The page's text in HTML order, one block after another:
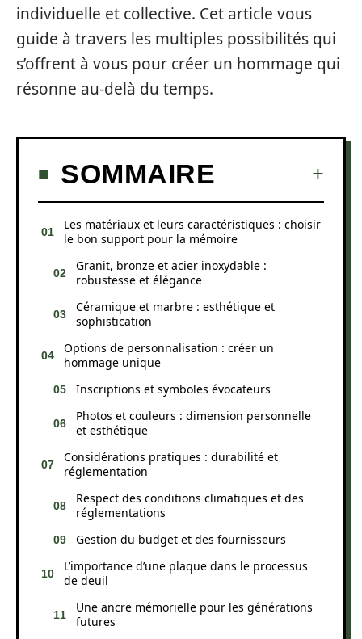
individuelle et collective. Cet article vous
guide à travers les multiples possibilités qui
s’offrent à vous pour créer un hommage qui
résonne au-delà du temps.
SOMMAIRE
Les matériaux et leurs caractéristiques : choisir
le bon support pour la mémoire
Granit, bronze et acier inoxydable :
robustesse et élégance
Céramique et marbre : esthétique et
sophistication
Options de personnalisation : créer un
hommage unique
Inscriptions et symboles évocateurs
Photos et couleurs : dimension personnelle
et esthétique
Considérations pratiques : durabilité et
réglementation
Respect des conditions climatiques et des
réglementations
Gestion du budget et des fournisseurs
L’importance d’une plaque dans le processus
de deuil
Une ancre mémorielle pour les générations
futures